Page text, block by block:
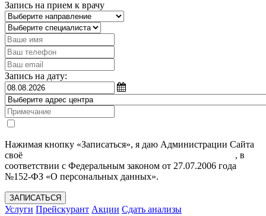
Запись на прием к врачу
Запись на дату:
Нажимая кнопку «Записаться», я даю Администрации Сайта
своё
, в
соответствии с Федеральным законом от 27.07.2006 года
№152-ФЗ «О персональных данных».
ЗАПИСАТЬСЯ
Услуги Прейскурант Акции Сдать анализы